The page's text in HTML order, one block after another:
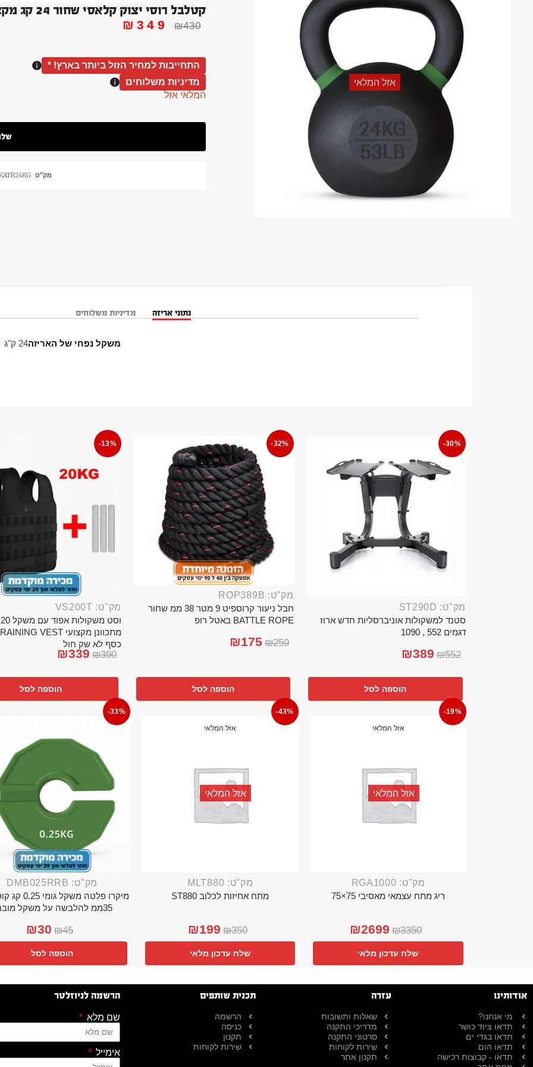
אזל המלאי
קטלבל רוסי יצוק קלאסי שחור 24 קג מקצועי ברזל – משקל כבד Russian Kettlebell
₪430
₪ 349
התחייבות למחיר הזול ביותר בארץ! *
מדיניות משלוחים
המלאי אזל
מק"ט
נתוני אריזה מדיניות משלוחים
משקל נפחי של האריזה24 ק"ג
-30%
מק"ט: ST290D
סטנד למשקולות אוניברסליות חדש ארוז
דגמים 552 , 1090
₪552
₪389
הוספה לסל
-32%
מק"ט: ROP389B
חבל ניעור קרוספיט 9 מטר 38 ממ שחור
BATTLE ROPE באטל רופ
₪259
₪175
הוספה לסל
-13%
מק"ט: VS200T
כסף לא שק חול
₪390
₪339
הוספה לסל
-19%
אזל המלאי
אזל המלאי
מק"ט: RGA1000
ריג מתח עצמאי מאסיבי 75×75
₪3350
₪2699
שלח עדכון מלאי
-43%
אזל המלאי
אזל המלאי
מק"ט: MLT880
מתח אחיזות לכלוב ST880
₪350
₪199
שלח עדכון מלאי
-33%
מק"ט: DMB025RRB
מיקרו פלטה
35ממ להלבשה על משקל מובנה
₪45
₪30
הוספה לסל
אודותינו
מי אנחנו?
תדאו ציוד כושר
תדאו בגדי ים
תדאו הום
תדאו - קבוצות רכישה
עזרה
שאלות ותשובות
מדריכי התקנה
סרטוני התקנה
שירות לקוחות
תקנון אתר
תכנית שותפים
הרשמה
כניסה
תקנון
שירות לקוחות
הרשמה לניוזלטר
שם מלא
אימייל